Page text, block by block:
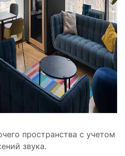
пространства с учетом
звука.